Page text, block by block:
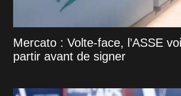
Mercato : Volte-face, l’ASSE
partir avant de signer